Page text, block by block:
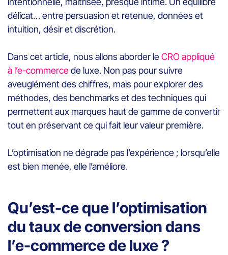
délicat… entre persuasion et retenue, données et
intuition, désir et discrétion.
Dans cet article, nous allons aborder leCRO appliqué
à l’e-commercede luxe. Non pas pour suivre
aveuglément des chiffres, mais pour explorer des
méthodes, des benchmarks et des techniques qui
permettent aux marques haut de gamme de convertir
tout en préservant ce qui fait leur valeur première.
L’optimisation ne dégrade pas l’expérience ; lorsqu’elle
est bien menée, elle l’améliore.
Qu’est-ce que l’optimisation
du taux de conversion dans
l’e-commerce de luxe ?